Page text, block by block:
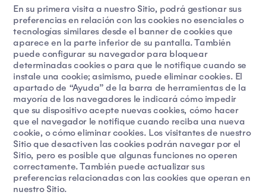
En su primera visita a nuestro Sitio, podrá gestionar sus
preferencias en relación con las cookies no esenciales o
tecnologías similares desde el banner de cookies que
aparece en la parte inferior de su pantalla. También
puede configurar su navegador para bloquear
determinadas cookies o para que le notifique cuando se
instale una cookie; asimismo, puede eliminar cookies. El
apartado de “Ayuda” de la barra de herramientas de la
mayoría de los navegadores le indicará cómo impedir
que su dispositivo acepte nuevas cookies, cómo hacer
que el navegador le notifique cuando reciba una nueva
cookie, o cómo eliminar cookies. Los visitantes de nuestro
Sitio que desactiven las cookies podrán navegar por el
Sitio, pero es posible que algunas funciones no operen
correctamente. También puede actualizar sus
preferencias relacionadas con las cookies que operan en
nuestro Sitio.